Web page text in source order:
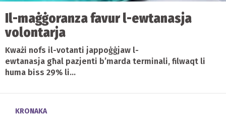
Il-maġġoranza favur l-ewtanasja
volontarja
Kważi nofs il-votanti jappoġġjaw l-
ewtanasja għal pazjenti b’marda terminali, filwaqt li
huma biss 29% li...
KRONAKA